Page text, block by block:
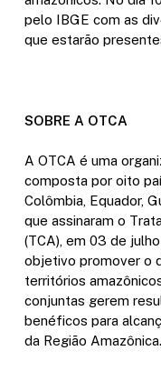
pelo IBGE com as
que estarão
SOBRE A OTCA
A OTCA é uma
composta por oito
Colômbia, Equador,
que assinaram o
(TCA), em 03 de
objetivo promover o
territórios
conjuntas gerem
benéficos para
da Região Amazônica.